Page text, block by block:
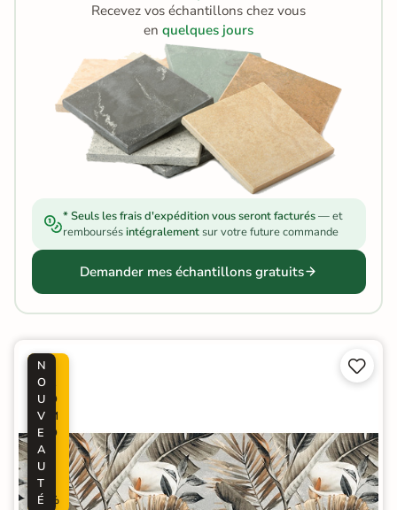
Recevez vos échantillons chez vous
en quelques jours
* Seuls les frais d'expédition vous seront facturés— et
remboursésintégralementsur votre future commande
Demander mes échantillons gratuits
R
O
M
O
%
N
O
U
V
E
A
U
T
É

